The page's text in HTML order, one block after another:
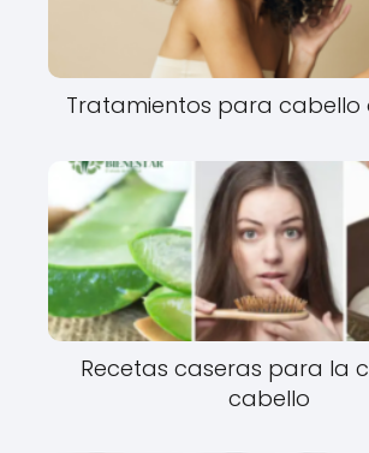
Tratamientos para cabello
Recetas caseras para la
cabello